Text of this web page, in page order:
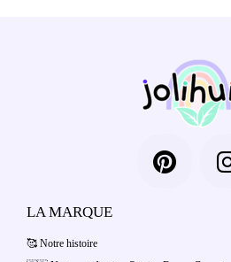
LA MARQUE
🥰 Notre histoire